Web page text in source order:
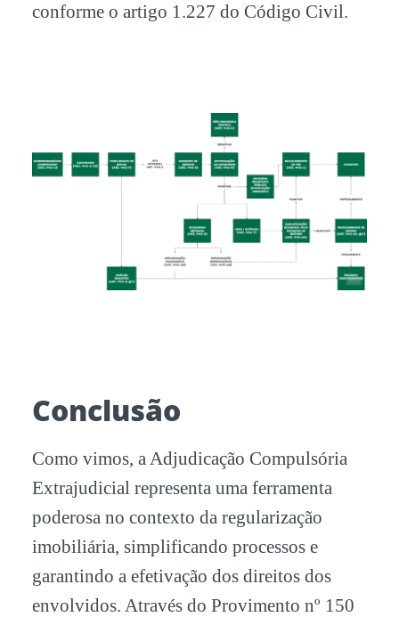
conforme o artigo 1.227 do Código Civil.
Conclusão
Como vimos, a Adjudicação Compulsória
Extrajudicial representa uma ferramenta
poderosa no contexto da regularização
imobiliária, simplificando processos e
garantindo a efetivação dos direitos dos
envolvidos. Através do Provimento nº 150